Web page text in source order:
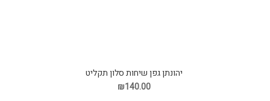
יהונתן גפן שיחות סלון תקליט
₪140.00